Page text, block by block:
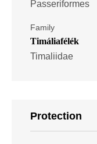
Passeriformes
Family
Timáliafélék
Timaliidae
Protection